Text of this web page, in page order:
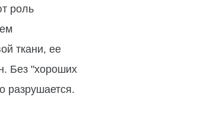
роль
ткани, ее
Без "хороших
разрушается.